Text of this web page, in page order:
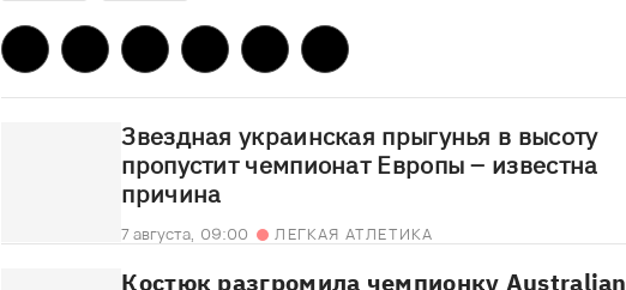
Звездная украинская прыгунья в высоту
пропустит чемпионат Европы – известна
причина
7 августа, 09:00 ЛЕГКАЯ АТЛЕТИКА
Костюк разгромила чемпионку Australian